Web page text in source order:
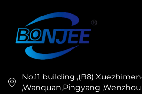
No.11 building ,(B8)
,Wanquan,Pingyang